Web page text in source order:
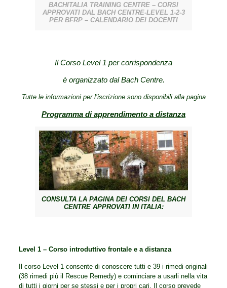
BACHITALIA TRAINING CENTRE – CORSI
APPROVATI DAL BACH CENTRE-LEVEL 1-2-3
PER BFRP – CALENDARIO DEI DOCENTI
Il Corso Level 1 per corrispondenza
è organizzato dal Bach Centre.
Tutte le informazioni per l’iscrizione sono disponibili alla pagina
Programma di apprendimento a distanza
CONSULTA LA PAGINA DEI CORSI DEL BACH
CENTRE APPROVATI IN ITALIA:
Level 1 – Corso introduttivo frontale e a distanza
Il corso Level 1 consente di conoscere tutti e 39 i rimedi originali
(38 rimedi più il Rescue Remedy) e cominciare a usarli nella vita
di tutti i giorni per se stessi e per i propri cari. Il corso prevede